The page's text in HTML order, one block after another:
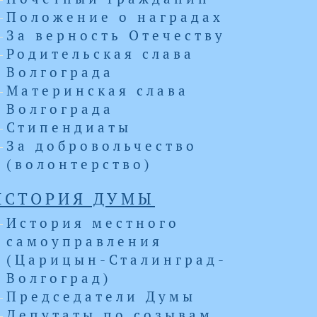
Положение о наградах
За верность Отечеству
Родительская слава
Волгограда
Материнская слава
Волгограда
Стипендиаты
За добровольчество
(волонтерство)
ДУМЫ
История местного
самоуправления
(Царицын-Сталинград-
Волгоград)
Председатели Думы